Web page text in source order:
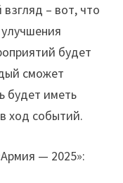
– вот, что
будет
сможет
будет иметь
ход событий.
— 2025»: